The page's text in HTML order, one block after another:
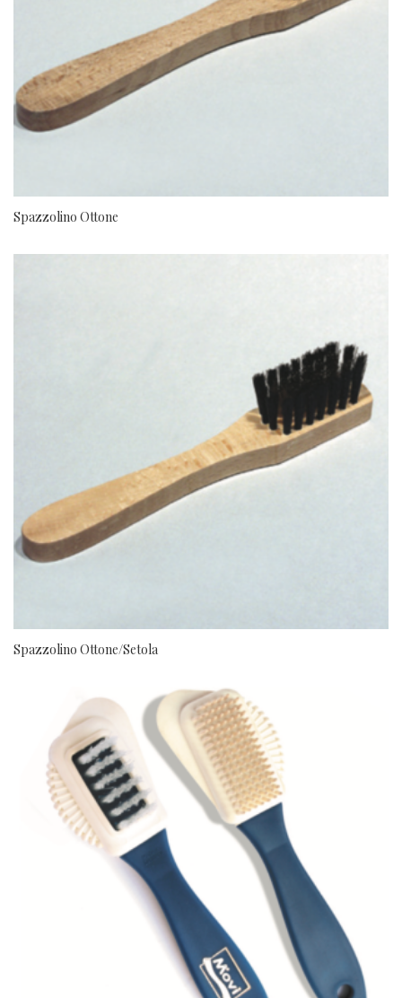
Spazzolino Ottone
Spazzolino Ottone/Setola